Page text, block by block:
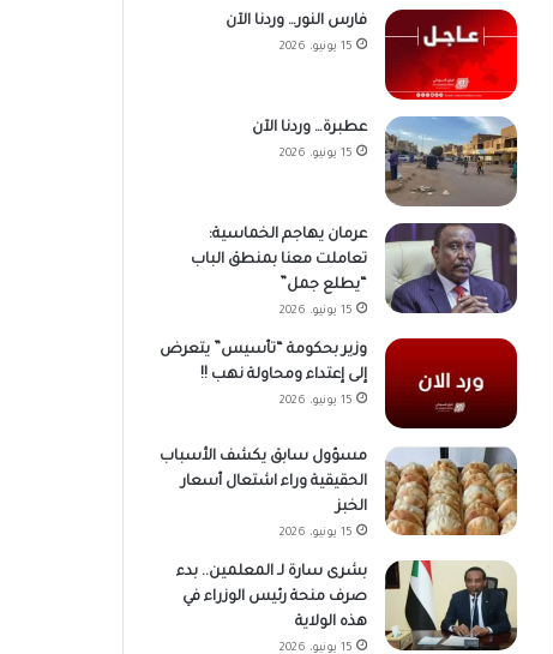
فارس النور… وردنا الآن
15 يونيو، 2026
عطبرة… وردنا الآن
15 يونيو، 2026
عرمان يهاجم الخماسية:
تعاملت معنا بمنطق الباب
“يطلع جمل”
15 يونيو، 2026
وزير بحكومة “تأسيس” يتعرض
إلى إعتداء ومحاولة نهب !!
15 يونيو، 2026
مسؤول سابق يكشف الأسباب
الحقيقية وراء اشتعال أسعار
الخبز
15 يونيو، 2026
بشرى سارة لـ المعلمين.. بدء
صرف منحة رئيس الوزراء في
هذه الولاية
15 يونيو، 2026